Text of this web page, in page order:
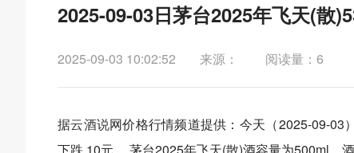
2025-09-03日茅台2025年飞天(散
2025-09-03 10:02:52 来源： 阅读量：6
据云酒说网价格行情频道提供：今天（2025-09-03